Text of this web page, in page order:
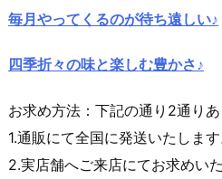
毎月やってくるのが待ち遠しい♪
四季折々の味と楽しむ豊かさ♪
お求め方法：下記の通り2通りあ
1.通販にて全国に発送いたします
2.実店舗へご来店にてお求めいた